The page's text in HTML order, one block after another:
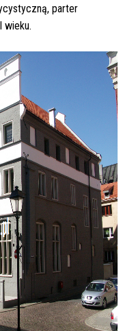
parter
wieku.